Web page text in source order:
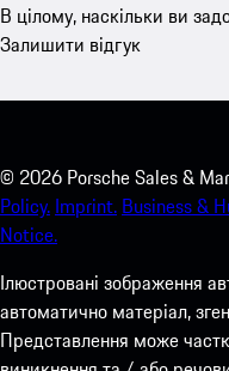
В цілому, наскільки ви
Залишити відгук
© 2026 Porsche Sales &
Policy. Imprint. Business &
Notice.
Ілюстровані зображення
автоматично матеріал,
Представлення може